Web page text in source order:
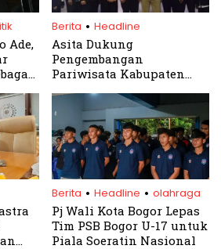
Ade,
Berita . Headline
Asita Dukung
Pengembangan
Pariwisata Kabupaten
Berita . Headline . olahraga
Pj Wali Kota Bogor Lepas
Tim PSB Bogor U-17 untuk
Piala Soeratin Nasional